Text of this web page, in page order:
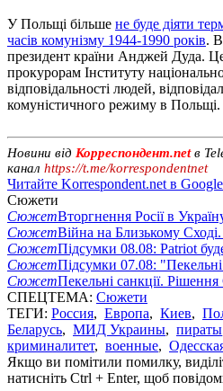
У Польщі більше не буде діяти
часів комунізму 1944-1990 років.
президент країни Анджей Дуда.
прокурорам Інституту
відповідальності людей,
комуністичного режиму в Польщі.
Новини від Корреспондент.netв
канал https://t.me/korrespondentnet
Читайте Korrespondent.net в
Сюжети
СюжетВторгнення Росії в
СюжетВійна на Близькому
СюжетПідсумки 08.08: Patriot
СюжетПідсумки 07.08:
СюжетПекельні санкції.
СПЕЦТЕМА: Сюжети
ТЕГИ: Россия, Европа, Киев,
Беларусь, МИД Украины, пираты
криминалитет, военные,
Якщо ви помітили помилку,
натисніть Ctrl + Enter, щоб